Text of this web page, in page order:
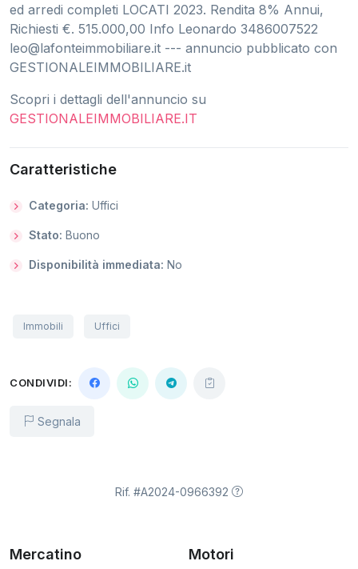
ed arredi completi LOCATI 2023. Rendita 8% Annui,
Richiesti €. 515.000,00 Info Leonardo 3486007522
leo@lafonteimmobiliare.it --- annuncio pubblicato con
GESTIONALEIMMOBILIARE.it
Scopri i dettagli dell'annuncio su
GESTIONALEIMMOBILIARE.IT
Caratteristiche
Categoria: Uffici
Stato: Buono
Disponibilità immediata: No
Immobili Uffici
CONDIVIDI:
Segnala
Rif. #A2024-0966392
Mercatino Motori